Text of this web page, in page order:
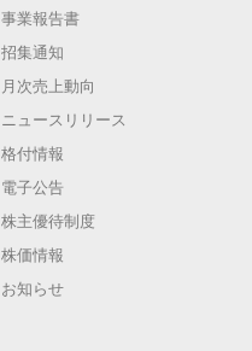
事業報告書
招集通知
月次売上動向
ニュースリリース
格付情報
電子公告
株主優待制度
株価情報
お知らせ